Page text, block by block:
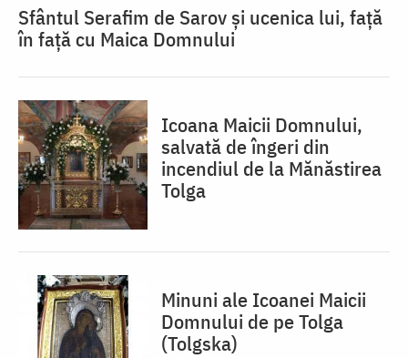
Sfântul Serafim de Sarov și ucenica lui, față
în față cu Maica Domnului
Icoana Maicii Domnului,
salvată de îngeri din
incendiul de la Mănăstirea
Tolga
Minuni ale Icoanei Maicii
Domnului de pe Tolga
(Tolgska)